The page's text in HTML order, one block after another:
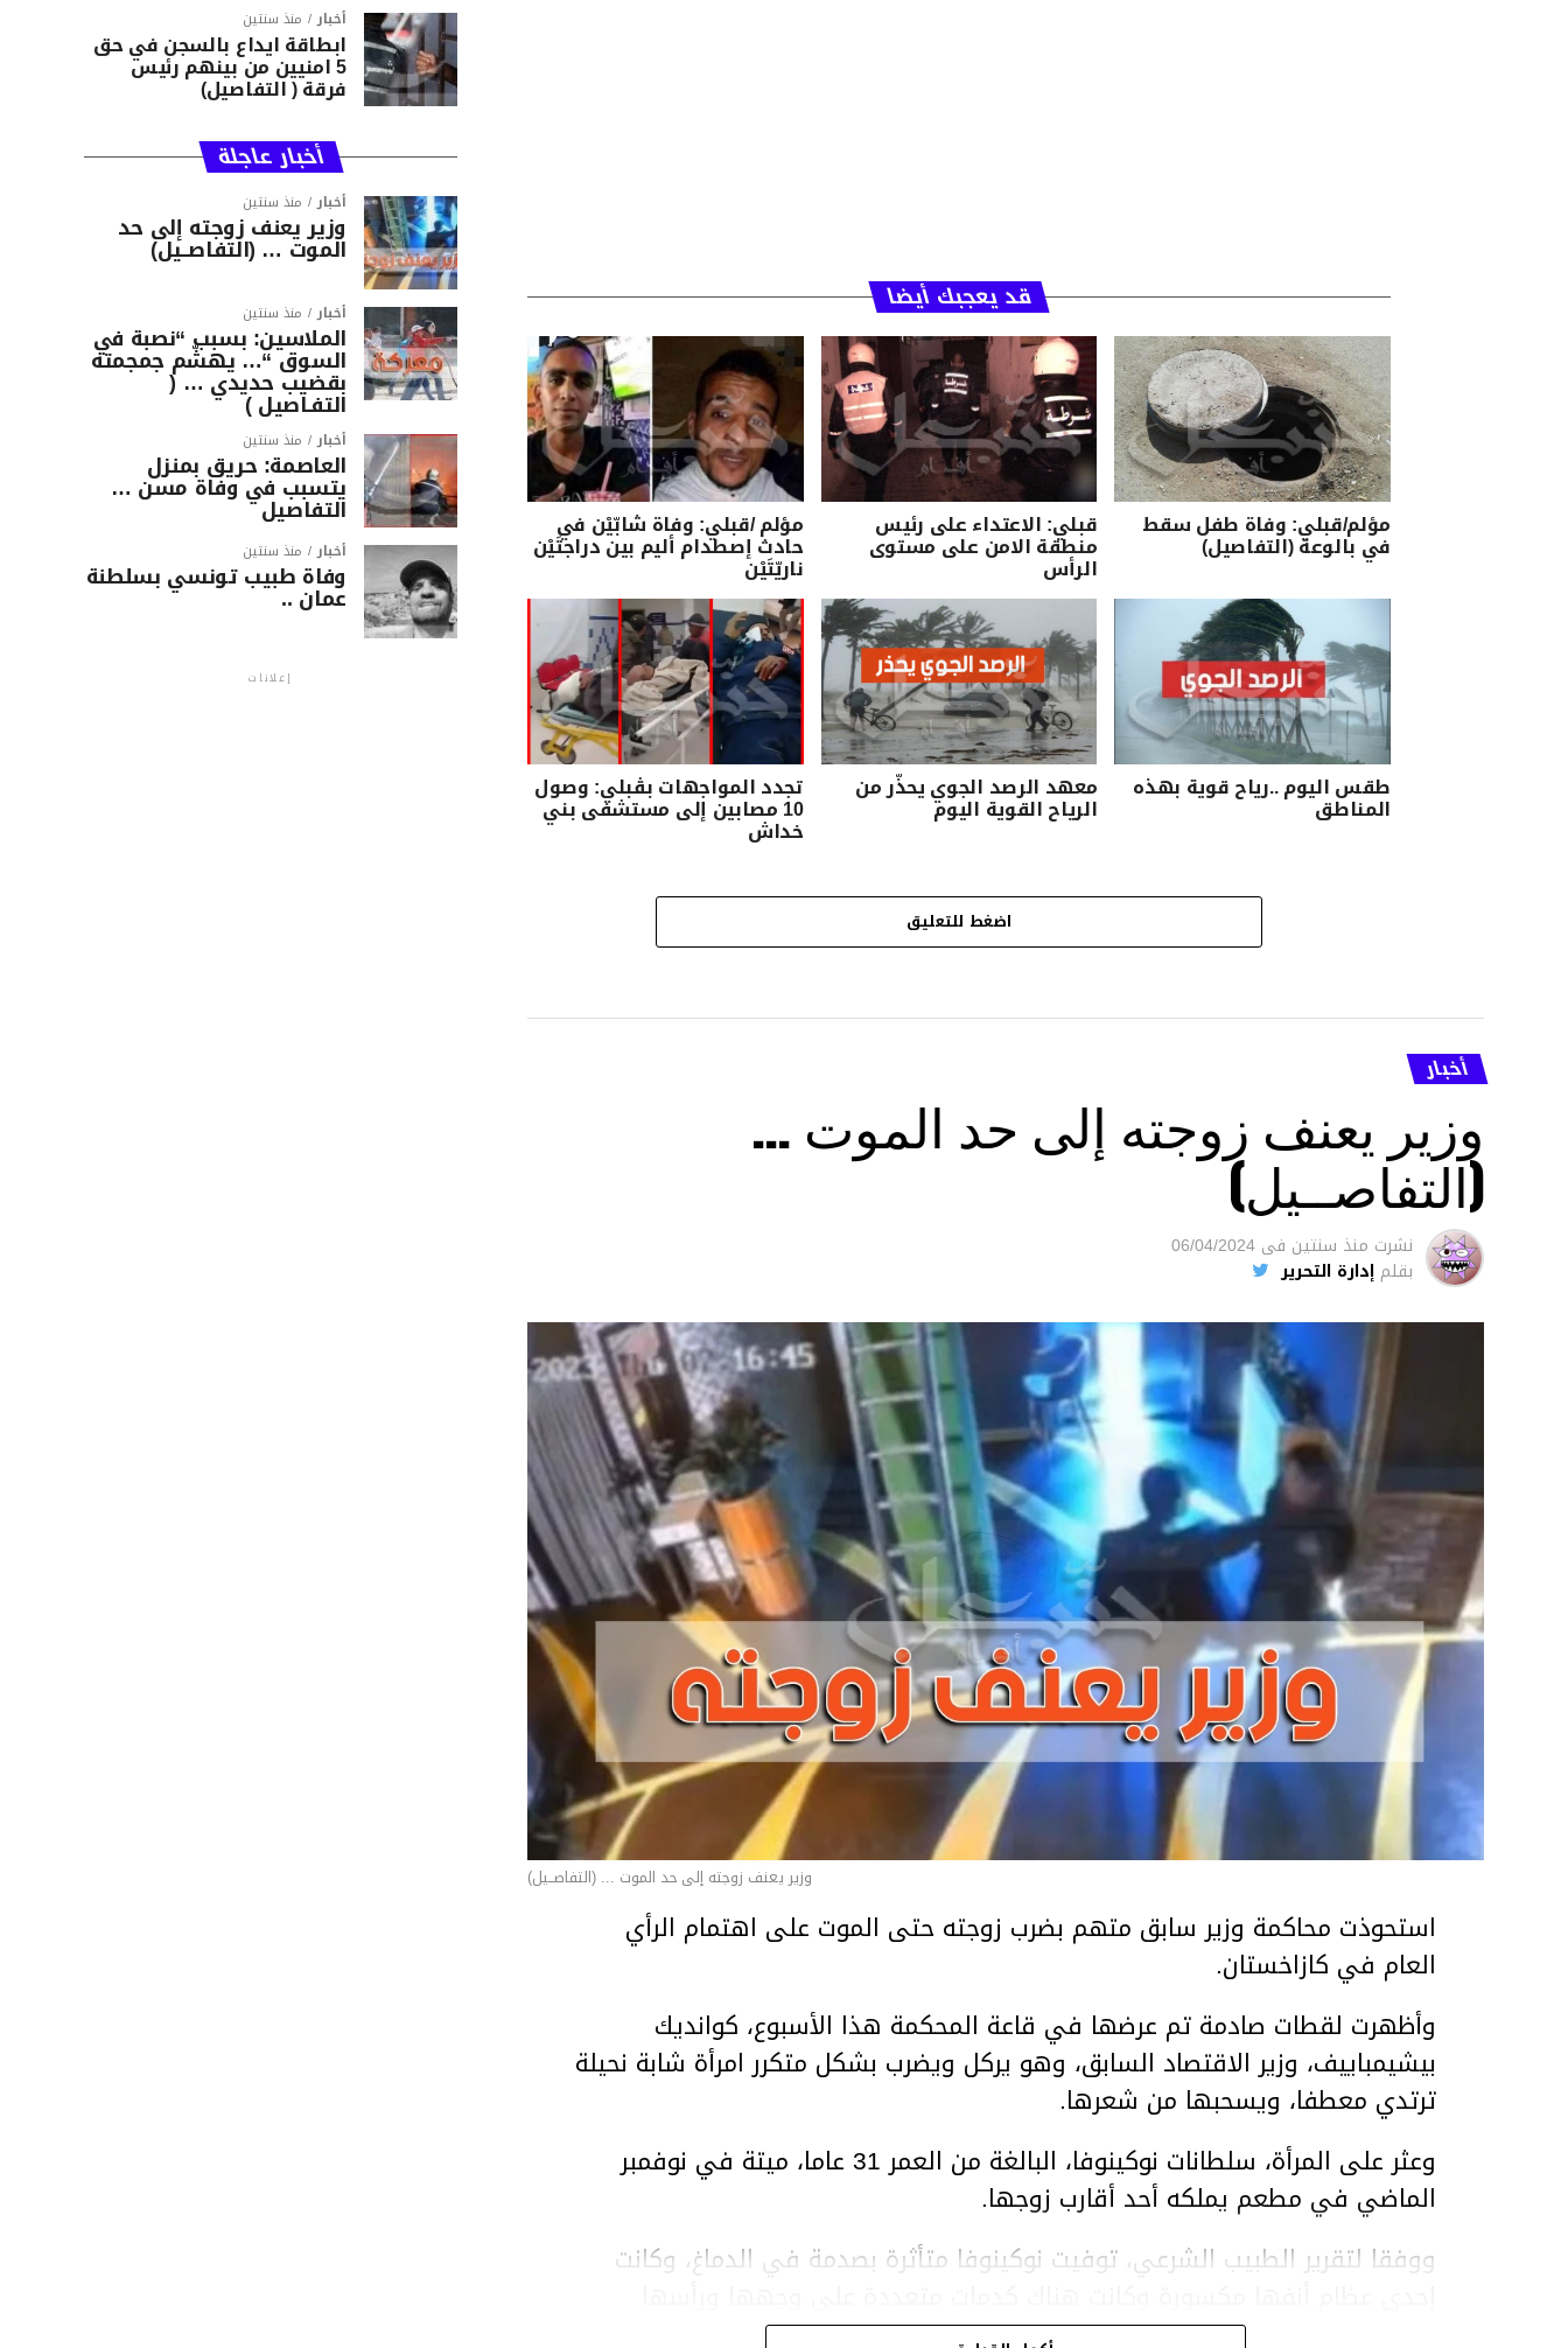
قد يعجبك أيضا
مؤلم/قبلي: وفاة طفل سقط
في بالوعة (التفاصيل)
قبلي: الاعتداء على رئيس
منطقة الامن على مستوى
الرأس
مؤلم /قبلي: وفاة شابّيْن في
حادث إصطدام أليم بين دراجتَيْن
ناريّتَيْن
طقس اليوم ..رياح قوية بهذه
المناطق
معهد الرصد الجوي يحذّر من
الرياح القوية اليوم
تجدد المواجهات بڨبلي: وصول
10 مصابين إلى مستشفى بني
خداش
اضغط للتعليق
أخبار
وزير يعنف زوجته إلى حد الموت …
(التفاصــيل)
نشرت منذ سنتين فى 06/04/2024
بقلم إدارة التحرير
وزير يعنف زوجته إلى حد الموت ... (التفاصــيل)
استحوذت محاكمة وزير سابق متهم بضرب زوجته حتى الموت على اهتمام الرأي
العام في كازاخستان.
وأظهرت لقطات صادمة تم عرضها في قاعة المحكمة هذا الأسبوع، كوانديك
بيشيمباييف، وزير الاقتصاد السابق، وهو يركل ويضرب بشكل متكرر امرأة شابة نحيلة
ترتدي معطفا، ويسحبها من شعرها.
وعثر على المرأة، سلطانات نوكينوفا، البالغة من العمر 31 عاما، ميتة في نوفمبر
الماضي في مطعم يملكه أحد أقارب زوجها.
ووفقا لتقرير الطبيب الشرعي، توفيت نوكينوفا متأثرة بصدمة في الدماغ، وكانت
أخبار منذ سنتين
ابطاقة ايداع بالسجن في حق
5 امنيين من بينهم رئيس
فرقة ( التفاصيل)
أخبار عاجلة
أخبار منذ سنتين
وزير يعنف زوجته إلى حد
الموت … (التفاصــيل)
أخبار منذ سنتين
الملاسين: بسبب “نصبة في
السوق “… يهشّم جمجمته
بقضيب حديدي … (
التفـاصيل )
أخبار منذ سنتين
العاصمة: حريق بمنزل
يتسبب في وفاة مسن …
التفاصيل
أخبار منذ سنتين
وفاة طبيب تونسي بسلطنة
عمان ..
إعلانات